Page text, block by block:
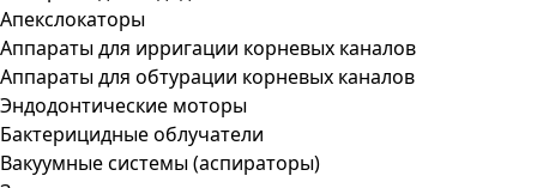
Апекслокаторы
Аппараты для ирригации корневых каналов
Аппараты для обтурации корневых каналов
Эндодонтические моторы
Бактерицидные облучатели
Вакуумные системы (аспираторы)